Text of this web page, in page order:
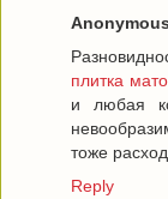
Anonymous
плитка
и любая
тоже
Reply